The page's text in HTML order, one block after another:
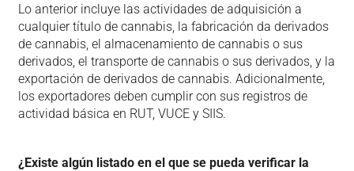
Lo anterior incluye las actividades de adquisición a
cualquier título de cannabis, la fabricación da derivados
de cannabis, el almacenamiento de cannabis o sus
derivados, el transporte de cannabis o sus derivados, y la
exportación de derivados de cannabis. Adicionalmente,
los exportadores deben cumplir con sus registros de
actividad básica en RUT, VUCE y SIIS.
¿Existe algún listado en el que se pueda verificar la